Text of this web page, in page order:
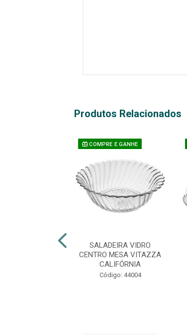
Produtos Relacionados
COMPRE E GANHE
SALADEIRA VIDRO
CENTRO MESA VITAZZA
CALIFÓRNIA
Código: 44004